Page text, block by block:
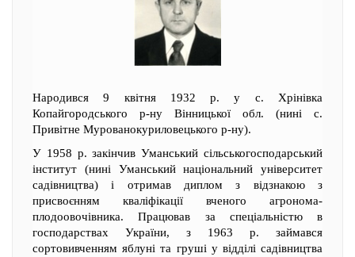
Народився 9 квітня 1932 р. у с. Хрінівка
Копайгородського р-ну Вінницької обл. (нині с.
Привітне Мурованокуриловецького р-ну).
У 1958 р. закінчив Уманський сільськогосподарський
інститут (нині Уманський національний університет
садівництва) і отримав диплом з відзнакою з
присвоєнням кваліфікації вченого агронома-
плодоовочівника. Працював за спеціальністю в
господарствах України, з 1963 р. займався
сортовивченням яблуні та груші у відділі садівництва